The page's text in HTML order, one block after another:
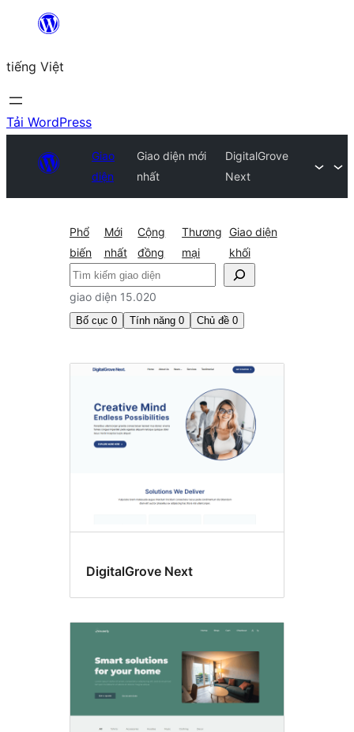
Chuyển
phần
nội
dung
tiếng Việt
Tải WordPress
Giao
diện
Giao diện mới
nhất
DigitalGrove
Next
Phổ
biến
Mới
nhất
Cộng
đồng
Thương
mại
Giao diện
khối
Tìm
kiếm
giao diện 15.020
Bố cục 0 Tính năng 0 Chủ đề 0
Giao
mới
nhất
DigitalGrove Next